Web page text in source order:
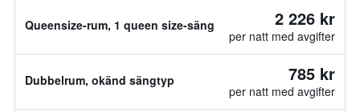
Queensize-rum, 1 queen size-säng 2 226 kr
per natt med avgifter
Dubbelrum, okänd sängtyp 785 kr
per natt med avgifter